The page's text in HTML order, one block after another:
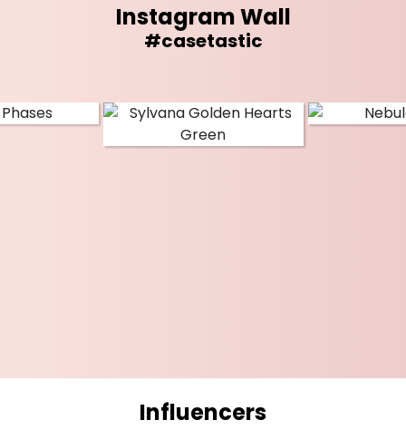
Instagram Wall
#casetastic
Influencers